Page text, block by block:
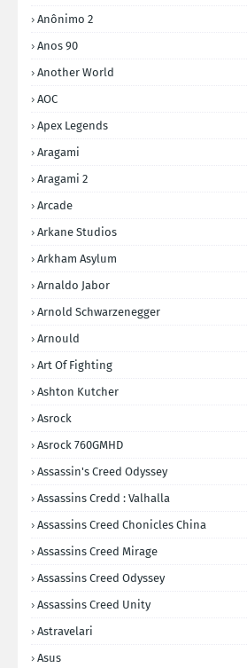
Anônimo 2
Anos 90
Another World
AOC
Apex Legends
Aragami
Aragami 2
Arcade
Arkane Studios
Arkham Asylum
Arnaldo Jabor
Arnold Schwarzenegger
Arnould
Art Of Fighting
Ashton Kutcher
Asrock
Asrock 760GMHD
Assassin's Creed Odyssey
Assassins Credd : Valhalla
Assassins Creed Chonicles China
Assassins Creed Mirage
Assassins Creed Odyssey
Assassins Creed Unity
Astravelari
Asus